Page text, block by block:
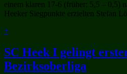
einem klaren 17-6 (früher: 5,5 – 0,5)
Heeker Siegpunkte erzielten Stefan
+
SC Heek I gelingt
Bezirksoberliga